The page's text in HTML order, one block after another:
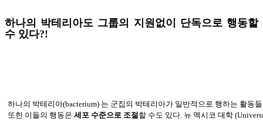
하나의 박테리아도 그룹의 지원없이 단독으로 행동할
수 있다?!
하나의 박테리아(bacterium) 는 군집의 박테리아가 일반적으로 행하는 활동
또한 이들의 행동은 세포 수준으로 조절할 수도 있다. 뉴 멕시코 대학